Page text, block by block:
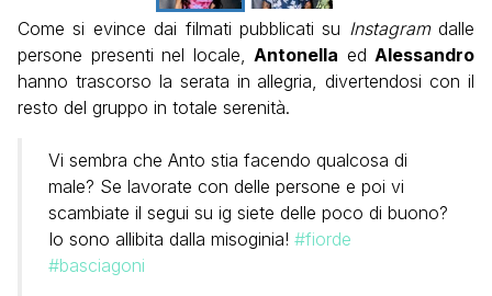
Come si evince dai filmati pubblicati su Instagramdalle
persone presenti nel locale, Antonella ed Alessandro
hanno trascorso la serata in allegria, divertendosi con il
resto del gruppo in totale serenità.
Vi sembra che Anto stia facendo qualcosa di
male? Se lavorate con delle persone e poi vi
scambiate il segui su ig siete delle poco di buono?
Io sono allibita dalla misoginia! #fiorde
#basciagoni